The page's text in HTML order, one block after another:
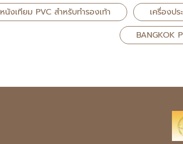
หนังเทียม PVC สำหรับทำรองเท้า
เครื่องป
BANGKOK